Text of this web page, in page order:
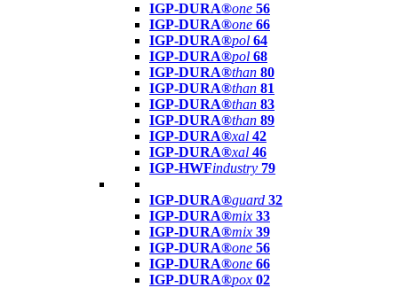
IGP-DURA®one 56
IGP-DURA®one 66
IGP-DURA®pol 64
IGP-DURA®pol 68
IGP-DURA®than 80
IGP-DURA®than 81
IGP-DURA®than 83
IGP-DURA®than 89
IGP-DURA®xal 42
IGP-DURA®xal 46
IGP-HWFindustry 79
IGP-DURA®guard 32
IGP-DURA®mix 33
IGP-DURA®mix 39
IGP-DURA®one 56
IGP-DURA®one 66
IGP-DURA®pox 02